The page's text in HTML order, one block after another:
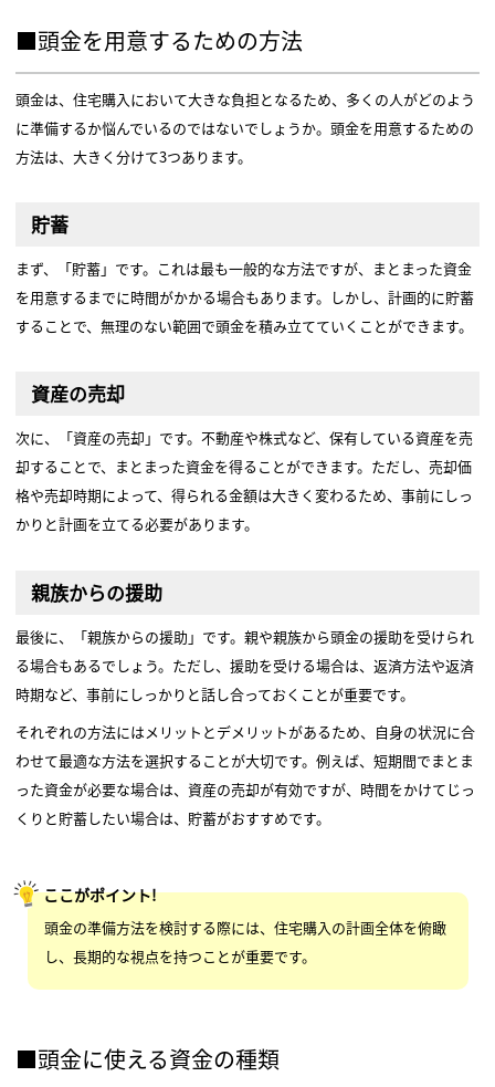
■頭金を用意するための方法
頭金は、住宅購入において大きな負担となるため、多くの人がどのよう
に準備するか悩んでいるのではないでしょうか。頭金を用意するための
方法は、大きく分けて3つあります。
貯蓄
まず、「貯蓄」です。これは最も一般的な方法ですが、まとまった資金
を用意するまでに時間がかかる場合もあります。しかし、計画的に貯蓄
することで、無理のない範囲で頭金を積み立てていくことができます。
資産の売却
次に、「資産の売却」です。不動産や株式など、保有している資産を売
却することで、まとまった資金を得ることができます。ただし、売却価
格や売却時期によって、得られる金額は大きく変わるため、事前にしっ
かりと計画を立てる必要があります。
親族からの援助
最後に、「親族からの援助」です。親や親族から頭金の援助を受けられ
る場合もあるでしょう。ただし、援助を受ける場合は、返済方法や返済
時期など、事前にしっかりと話し合っておくことが重要です。
それぞれの方法にはメリットとデメリットがあるため、自身の状況に合
わせて最適な方法を選択することが大切です。例えば、短期間でまとま
った資金が必要な場合は、資産の売却が有効ですが、時間をかけてじっ
くりと貯蓄したい場合は、貯蓄がおすすめです。
ここがポイント!
頭金の準備方法を検討する際には、住宅購入の計画全体を俯瞰
し、長期的な視点を持つことが重要です。
■頭金に使える資金の種類